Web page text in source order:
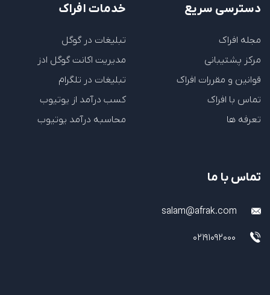
دسترسی سریع
مجله افراک
مرکز پشتیبانی
قوانین و مقررات افراک
تماس با افراک
تعرفه ها
خدمات افراک
تبلیغات در گوگل
مدیریت اکانت گوگل ادز
تبلیغات در تلگرام
کسب درآمد از یوتیوب
محاسبه درآمد یوتیوب
تماس با ما
salam@afrak.com
02191092000